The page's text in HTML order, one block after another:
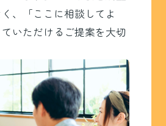
、「ここに相談してよ
いただけるご提案を大切